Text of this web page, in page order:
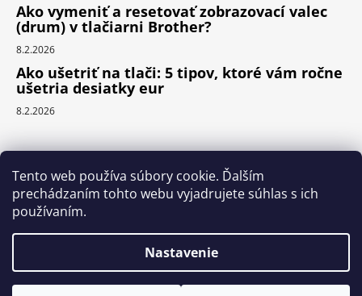
Tento web používa súbory cookie. Ďalším
prechádzaním tohto webu vyjadrujete súhlas s ich
používaním.
Nastavenie
Ako vymeniť a resetovať zobrazovací valec
(drum) v tlačiarni Brother?
8.2.2026
Ako ušetriť na tlači: 5 tipov, ktoré vám ročne
ušetria desiatky eur
8.2.2026
Prijímame online platby
Vytvoril Shoptet